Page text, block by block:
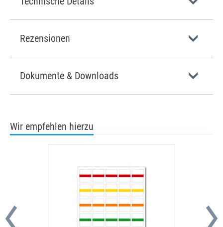
Rezensionen
Dokumente & Downloads
Wir empfehlen hierzu